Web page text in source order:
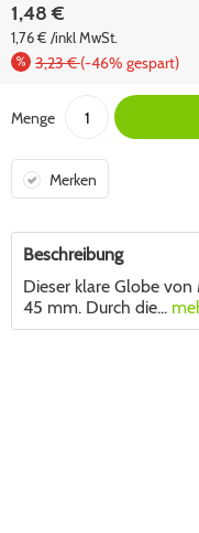
1,48 €
1,76 € /inkl MwSt.
3,23 €(-46% gespart)
Menge
Merken
Beschreibung
Dieser klare Globe
45 mm. Durch die...